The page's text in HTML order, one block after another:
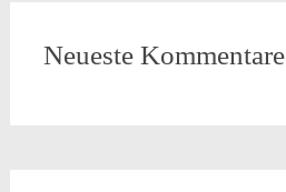
Neueste Kommentare